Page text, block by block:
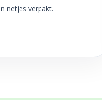
netjes verpakt.